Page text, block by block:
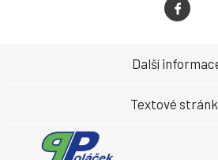
Další
Textové